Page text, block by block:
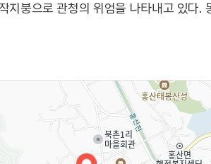
지붕으로 관청의 위엄을 나타내고 있다.